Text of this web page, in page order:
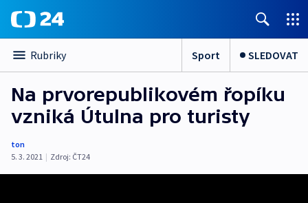
Rubriky Sport SLEDOVAT
Na prvorepublikovém řopíku
vzniká Útulna pro turisty
ton
5. 3. 2021 | Zdroj: ČT24